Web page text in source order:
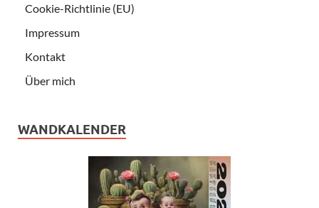
Cookie-Richtlinie (EU)
Impressum
Kontakt
Über mich
WANDKALENDER